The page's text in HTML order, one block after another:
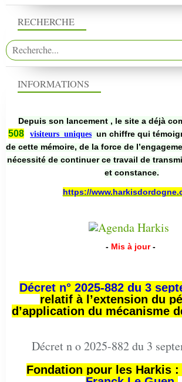
RECHERCHE
INFORMATIONS
Depuis son lancement , le site a déjà
508
visiteurs uniques un chiffre qui
de cette mémoire, de la force de
nécessité de continuer ce travail de
et constance.
https://
- Mis à jour -
Décret n° 2025-882 du 3
relatif à l’extension du
d’application du mécanisme
Décret n o 2025-882 du 3
Fondation pour les Harkis